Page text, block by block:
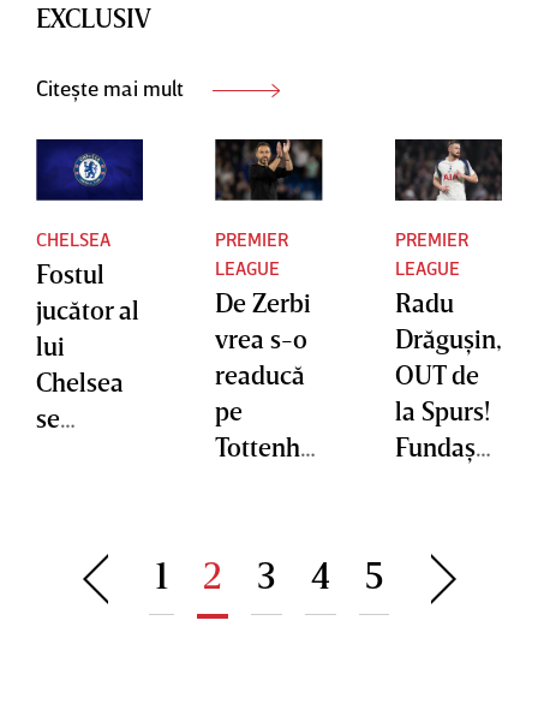
EXCLUSIV
Citește mai mult
CHELSEA
Fostul
jucător al
lui
Chelsea
se
PREMIER
LEAGUE
De Zerbi
vrea s-o
readucă
pe
Tottenha
renunţă
la
Drăguşin,
PREMIER
LEAGUE
Radu
Drăguşin,
OUT de
la Spurs!
Fundaşul
”lista
neagră” a
1 2 3 4 5